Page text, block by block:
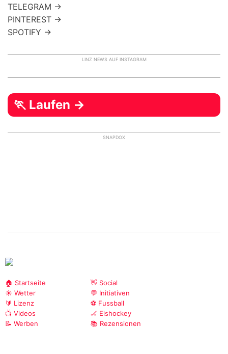
TELEGRAM →
PINTEREST →
SPOTIFY →
LINZ NEWS AUF INSTAGRAM
🏃 Laufen →
SNAPDOX
🏠 Startseite
☀️ Wetter
🔰 Lizenz
📺 Videos
📝 Werben
👋 Social
💬 Initiativen
⚽ Fussball
🏒 Eishockey
📚 Rezensionen